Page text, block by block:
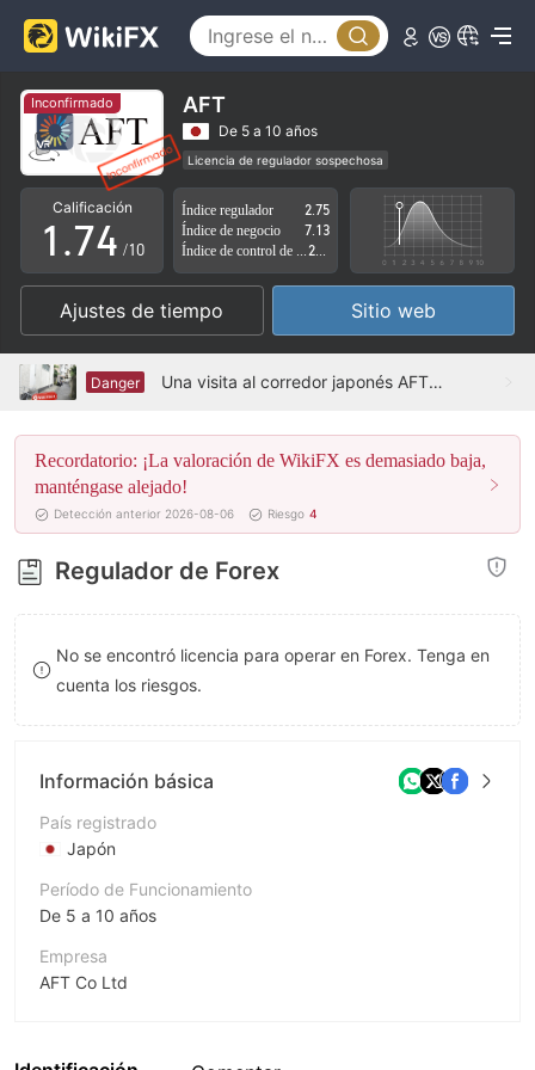
Inconfirmado AFT
De 5 a 10 años
Licencia de regulador sospechosa
Zona de negocio sospechoso
Riesgo potencial alto
Calificación
0
1
2
3
4
5
6
7
8
9
.
3
4
5
6
7
8
9
0
1
2
3
4
5
6
7
8
9
/10
Índice regulador
2.75
Índice de negocio
7.13
Ajustes de tiempo Sitio web
Danger Una visita al corredor japonés AFT -Desconocido
Recordatorio: ¡La valoración de WikiFX es demasiado baja,
manténgase alejado!
Detección anterior 2026-08-06 Riesgo 4
Regulador de Forex
No se encontró licencia para operar en Forex. Tenga en
cuenta los riesgos.
Información básica
País registrado
Japón
Período de Funcionamiento
De 5 a 10 años
Empresa
AFT Co Ltd